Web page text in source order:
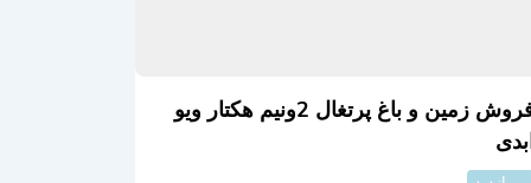
فروش زمین و باغ پرتغال 2ونیم هکتار ویو